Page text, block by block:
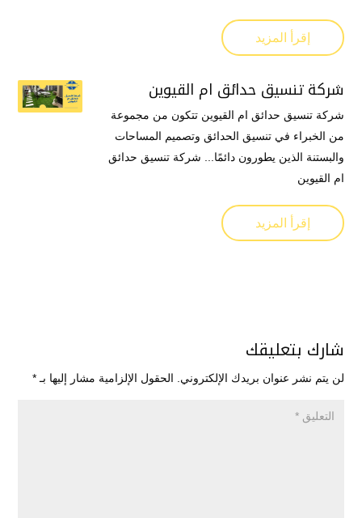
إقرأ المزيد
شركة تنسيق حدائق ام القيوين
شركة تنسيق حدائق ام القيوين تتكون من مجموعة
من الخبراء في تنسيق الحدائق وتصميم المساحات
والبستنة الذين يطورون دائمًا... شركة تنسيق حدائق
ام القيوين
إقرأ المزيد
شارك بتعليقك
لن يتم نشر عنوان بريدك الإلكتروني. الحقول الإلزامية مشار إليها بـ *